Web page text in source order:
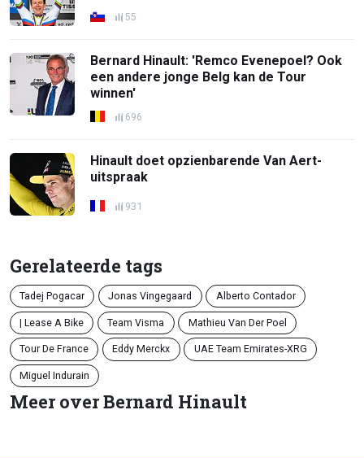
55
Bernard Hinault: 'Remco Evenepoel? Ook
een andere jonge Belg kan de Tour
winnen'
696
Hinault doet opzienbarende Van Aert-
uitspraak
931
Gerelateerde tags
Tadej Pogacar Jonas Vingegaard Alberto Contador
| Lease A Bike Team Visma Mathieu Van Der Poel
Tour De France Eddy Merckx UAE Team Emirates-XRG
Miguel Indurain
Meer over Bernard Hinault